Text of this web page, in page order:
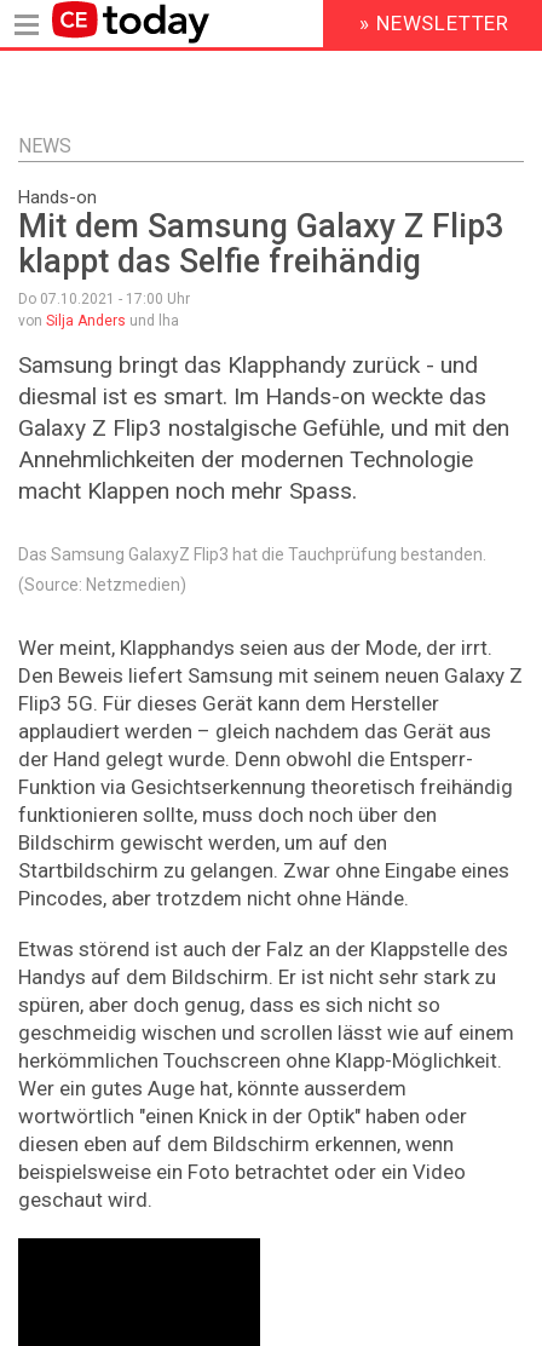
Inhalt
HEADER
MENU
» NEWSLETTER
NEWS
Hands-on
Mit dem Samsung Galaxy Z Flip3
klappt das Selfie freihändig
Do 07.10.2021 - 17:00 Uhr
von Silja Anders und lha
Samsung bringt das Klapphandy zurück - und
diesmal ist es smart. Im Hands-on weckte das
Galaxy Z Flip3 nostalgische Gefühle, und mit den
Annehmlichkeiten der modernen Technologie
macht Klappen noch mehr Spass.
Das Samsung GalaxyZ Flip3 hat die Tauchprüfung bestanden.
(Source: Netzmedien)
Wer meint, Klapphandys seien aus der Mode, der irrt.
Den Beweis liefert Samsung mit seinem neuen Galaxy Z
Flip3 5G. Für dieses Gerät kann dem Hersteller
applaudiert werden – gleich nachdem das Gerät aus
der Hand gelegt wurde. Denn obwohl die Entsperr-
Funktion via Gesichtserkennung theoretisch freihändig
funktionieren sollte, muss doch noch über den
Bildschirm gewischt werden, um auf den
Startbildschirm zu gelangen. Zwar ohne Eingabe eines
Pincodes, aber trotzdem nicht ohne Hände.
Etwas störend ist auch der Falz an der Klappstelle des
Handys auf dem Bildschirm. Er ist nicht sehr stark zu
spüren, aber doch genug, dass es sich nicht so
geschmeidig wischen und scrollen lässt wie auf einem
herkömmlichen Touchscreen ohne Klapp-Möglichkeit.
Wer ein gutes Auge hat, könnte ausserdem
wortwörtlich "einen Knick in der Optik" haben oder
diesen eben auf dem Bildschirm erkennen, wenn
beispielsweise ein Foto betrachtet oder ein Video
geschaut wird.